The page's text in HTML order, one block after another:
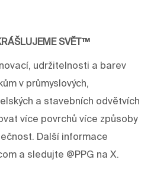
SVĚT™
udržitelnosti a barev
v průmyslových,
a stavebních odvětvích
více povrchů více způsoby
Další informace
a sledujte @PPG na X.